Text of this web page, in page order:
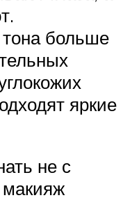
тона больше
яркие
не с
макияж